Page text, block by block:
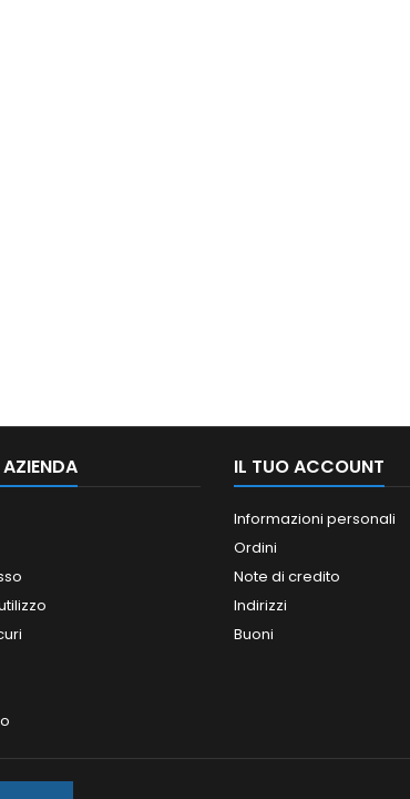
IL TUO ACCOUNT
Informazioni personali
Ordini
Note di credito
Indirizzi
Buoni